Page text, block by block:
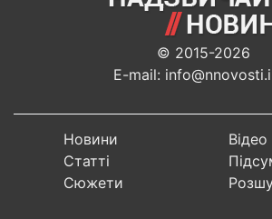
© 2015-2026
E-mail:
Новини
Статті
Сюжети